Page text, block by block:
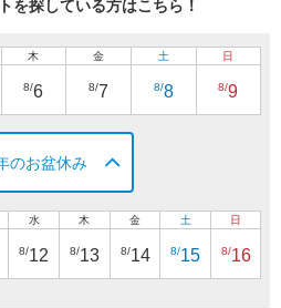
を探している方はこちら！
木
8/6
金
8/7
土
8/8
日
8/9
のお盆休み
水
8/12
木
8/13
金
8/14
土
8/15
日
8/16